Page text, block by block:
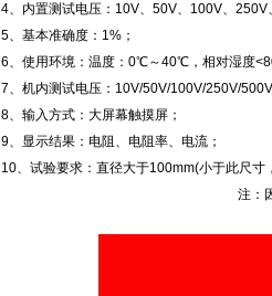
4、内置测试电压：10V、50V、100V、250V
5、基本准确度：1%；
6、使用环境：温度：0℃～40℃，相对湿度
7、机内测试电压：10V/50V/100V/250V/
8、输入方式：大屏幕触摸屏；
9、显示结果：电阻、电阻率、电流；
10、试验要求：直径大于100mm(小于此尺寸
注：